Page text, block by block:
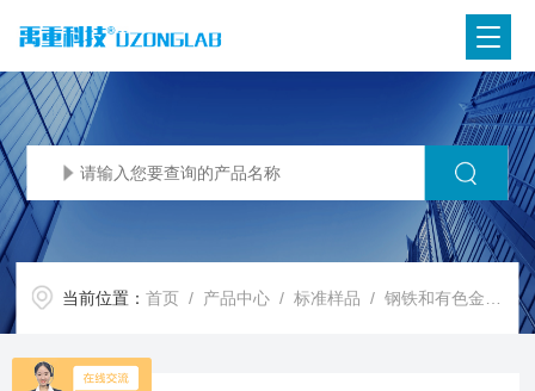
当前位置：首页 / 产品中心 /标准样品 /钢铁和有色金属 /